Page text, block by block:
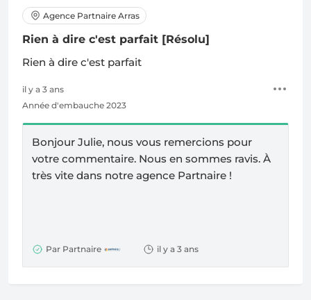
Agence Partnaire Arras
Rien à dire c'est parfait [Résolu]
Rien à dire c'est parfait
il y a 3 ans
Année d'embauche 2023
Bonjour Julie, nous vous remercions pour
votre commentaire. Nous en sommes ravis. À
très vite dans notre agence Partnaire !
Par Partnaire il y a 3 ans